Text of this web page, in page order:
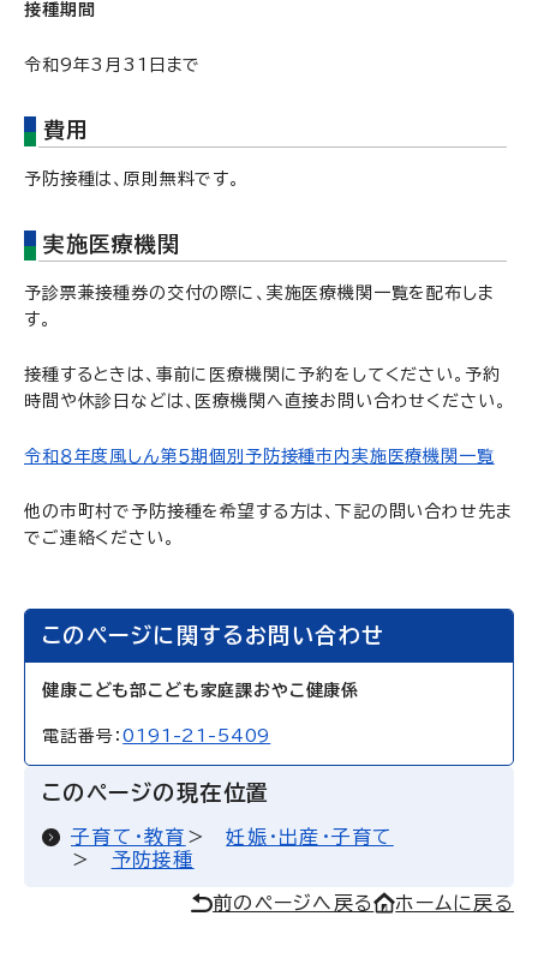
接種期間
令和9年3月31日まで
費用
予防接種は、原則無料です。
実施医療機関
予診票兼接種券の交付の際に、実施医療機関一覧を配布しま
す。
接種するときは、事前に医療機関に予約をしてください。予約
時間や休診日などは、医療機関へ直接お問い合わせください。
令和８年度風しん第５期個別予防接種市内実施医療機関一覧
他の市町村で予防接種を希望する方は、下記の問い合わせ先ま
でご連絡ください。
このページに関するお問い合わせ
健康こども部こども家庭課おやこ健康係
電話番号：0191-21-5409
このページの現在位置
子育て・教育
妊娠・出産・子育て
予防接種
前のページへ戻る ホームに戻る